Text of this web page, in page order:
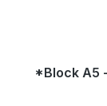
*Block A5